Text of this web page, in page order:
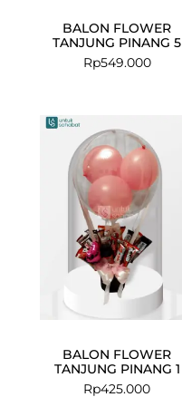
BALON FLOWER
TANJUNG PINANG 5
Rp549.000
BALON FLOWER
TANJUNG PINANG 1
Rp425.000